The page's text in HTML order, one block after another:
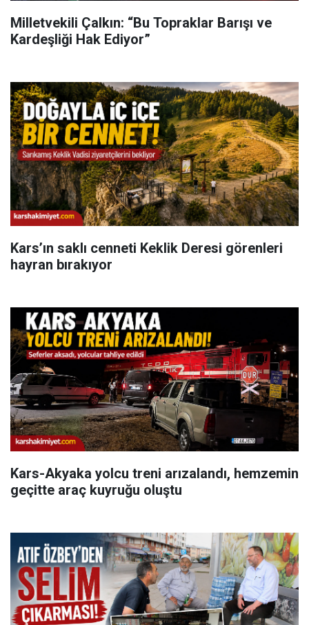
Milletvekili Çalkın: “Bu Topraklar Barışı ve
Kardeşliği Hak Ediyor”
Kars’ın saklı cenneti Keklik Deresi görenleri
hayran bırakıyor
Kars-Akyaka yolcu treni arızalandı, hemzemin
geçitte araç kuyruğu oluştu